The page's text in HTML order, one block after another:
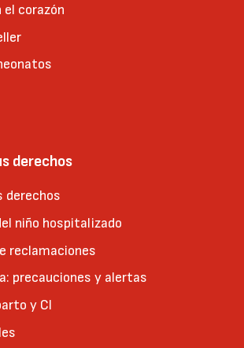
el corazón
derechos
derechos
niño hospitalizado
reclamaciones
precauciones y alertas
y CI